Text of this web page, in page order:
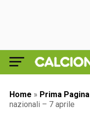
Home » Prima Pagina
nazionali – 7 aprile